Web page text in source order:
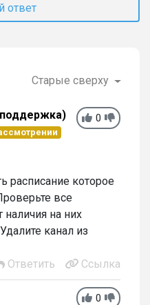
ответ
Старые сверху
0
расписание которое
все
на них
канал из
Ответить
Ссылка
0